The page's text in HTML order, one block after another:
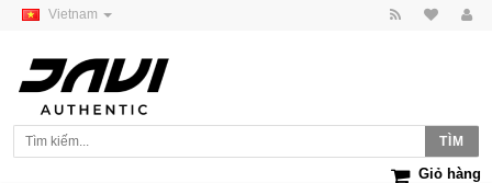
Vietnam
Giỏ hàng